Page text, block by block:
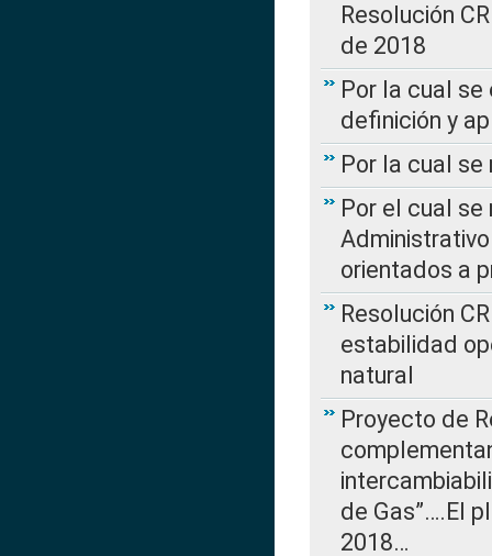
Resolución
de 2018
Por la cual
definición y
Por la cual
Por el cual
orientados a
Resolución
estabilidad
natural
Proyecto de
de Gas”….El
2018…